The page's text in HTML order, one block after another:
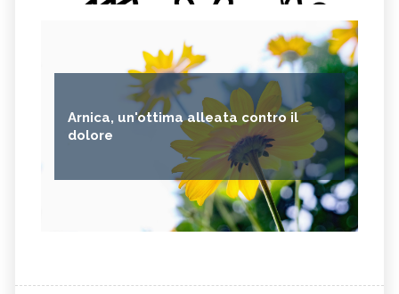
Arnica, un'ottima alleata contro il
dolore